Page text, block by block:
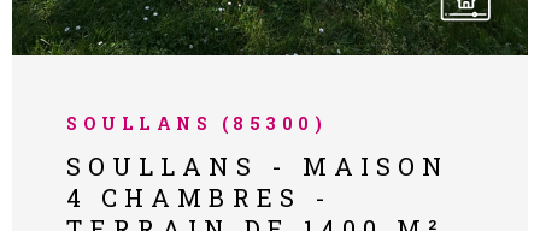
SOULLANS (85300)
SOULLANS - MAISON
4 CHAMBRES -